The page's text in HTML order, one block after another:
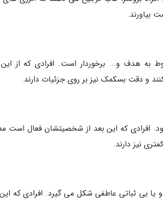
بیاورند.
به هدف و... برخوردار است. افرادی که از
و دقت بسکمک نیز بر روی جزئیات دارند.
افرادی که این بعد از شخصیتشان فعال است
نیز دارند.
بی ثباتی عاطفی شکل می گیرد. افرادی که